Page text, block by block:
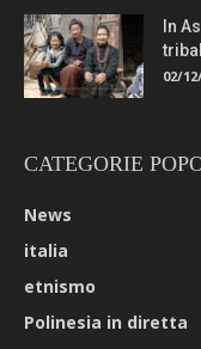
In
02/
CATEGORIE
News
italia
etnismo
Polinesia in diretta